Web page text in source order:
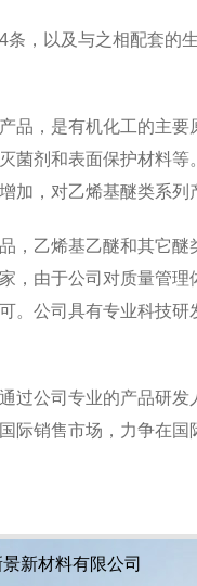
，以及与之相配套的
品，是有机化工的主要
菌剂和表面保护材料等
加，对乙烯基醚类系列
，乙烯基乙醚和其它醚
，由于公司对质量管
。公司具有专业科技研
过公司专业的产品研
际销售市场，力争在国
新材料有限公司